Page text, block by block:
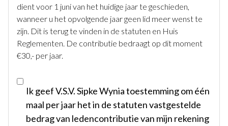
dient voor 1 juni van het huidige jaar te geschieden,
wanneer u het opvolgende jaar geen lid meer wenst te
zijn. Dit is terug te vinden in de statuten en Huis
Reglementen. De contributie bedraagt op dit moment
€30,- per jaar.
Ik geef V.S.V. Sipke Wynia toestemming om één
maal per jaar het in de statuten vastgestelde
bedrag van ledencontributie van mijn rekening